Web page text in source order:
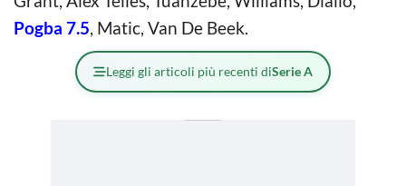
Pogba 7.5, Matic, Van De Beek.
Leggi gli articoli più recenti diSerie A